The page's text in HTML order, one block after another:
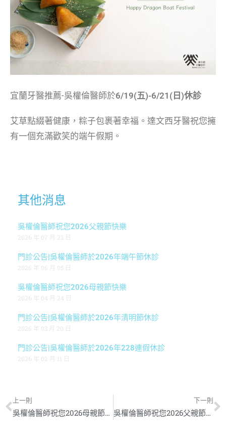
宜蘭牙醫推薦-吳權倫醫師於6/19(五)-6/21(日)休診
艾草點綴著健康，粽子包裹著幸福。達文西牙醫祝您擁
有一個充滿歡笑的端午假期。
其他消息
吳權倫醫師祝您2026父親節快樂
2026 年 07 月 23 日
門診公告|吳權倫醫師於2026年端午節休診
2026 年 06 月 05 日
吳權倫醫師祝您2026母親節快樂
2026 年 04 月 24 日
門診公告|吳權倫醫師於2026年清明節休診
2026 年 03 月 20 日
門診公告|吳權倫醫師於2026年228連假休診
2026 年 02 月 11 日
上一則
吳權倫醫師祝您2026母親節快樂
下一則
吳權倫醫師祝您2026父親節快樂